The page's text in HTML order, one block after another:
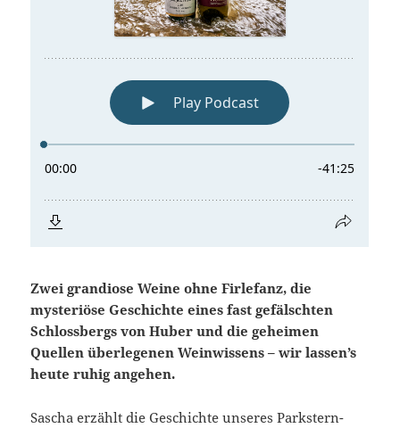
Zwei grandiose Weine ohne Firlefanz, die
mysteriöse Geschichte eines fast gefälschten
Schlossbergs von Huber und die geheimen
Quellen überlegenen Weinwissens – wir lassen’s
heute ruhig angehen.
Sascha erzählt die Geschichte unseres Parkstern-